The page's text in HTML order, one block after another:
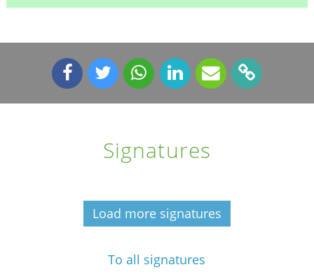
Signatures
Load more signatures
To all signatures